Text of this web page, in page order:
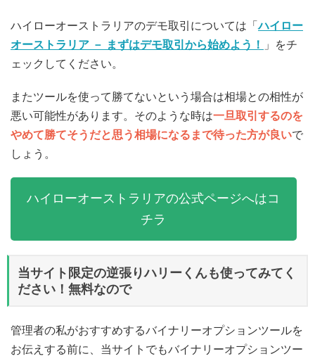
ハイローオーストラリアのデモ取引については「ハイロー
オーストラリア － まずはデモ取引から始めよう！
」をチ
ェックしてください。
またツールを使って勝てないという場合は相場との相性が
悪い可能性があります。そのような時は一旦取引するのを
やめて勝てそうだと思う相場になるまで待った方が良いで
しょう。
ハイローオーストラリアの公式ページへはコ
チラ
当サイト限定の逆張りハリーくんも使ってみてく
ださい！無料なので
管理者の私がおすすめするバイナリーオプションツールを
お伝えする前に、当サイトでもバイナリーオプションツー